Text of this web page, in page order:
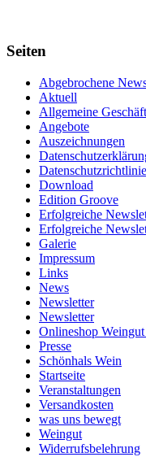
Seiten
Abgebrochene
Aktuell
Allgemeine
Angebote
Auszeichnungen
Download
Edition Groove
Erfolgreiche
Erfolgreiche
Galerie
Impressum
Links
News
Newsletter
Newsletter
Onlineshop
Presse
Schönhals Wein
Startseite
Veranstaltungen
Versandkosten
was uns bewegt
Weingut
Widerrufsbelehrung